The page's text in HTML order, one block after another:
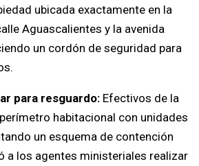
ubicada exactamente en la
Aguascalientes y la avenida
un cordón de seguridad para
para resguardo: Efectivos de la
habitacional con unidades
un esquema de contención
a los agentes ministeriales realizar